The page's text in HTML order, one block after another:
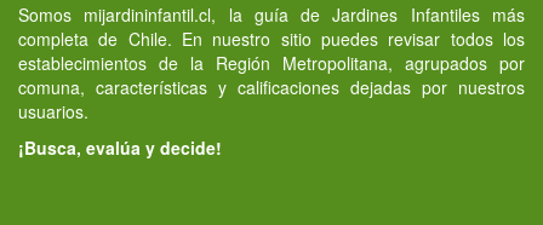
Somos mijardininfantil.cl, la guía de Jardines Infantiles más
completa de Chile. En nuestro sitio puedes revisar todos los
establecimientos de la Región Metropolitana, agrupados por
comuna, características y calificaciones dejadas por nuestros
usuarios.
¡Busca, evalúa y decide!